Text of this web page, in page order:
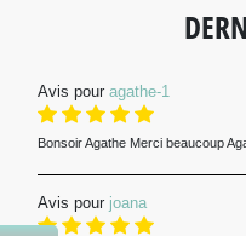
Avis pour agathe-1
Bonsoir Agathe Merci beaucoup
Avis pour joana